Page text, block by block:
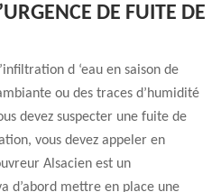
DE FUITE DE
d ‘eau en saison de
ou des traces d’humidité
devez suspecter une fuite de
vous devez appeler en
Alsacien est un
d’abord mettre en place une